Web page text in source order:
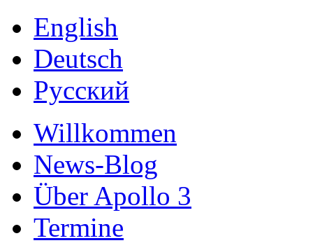
English
Deutsch
Русский
Willkommen
News-Blog
Über Apollo 3
Termine